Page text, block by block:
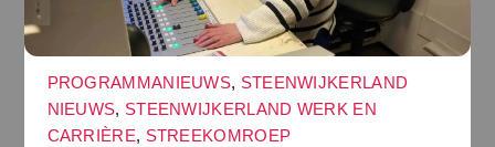
PROGRAMMANIEUWS, STEENWIJKERLAND
NIEUWS, STEENWIJKERLAND WERK EN
CARRIÈRE, STREEKOMROEP